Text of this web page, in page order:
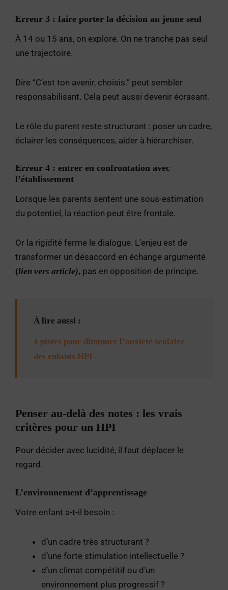
Erreur 3 : faire porter la décision au jeune seul
À 14 ou 15 ans, on explore. On ne tranche pas seul
une trajectoire.
Dire “C’est ton avenir, choisis.” peut sembler
responsabilisant. Cela peut aussi devenir écrasant.
Le rôle du parent reste structurant : poser un cadre,
éclairer les conséquences, aider à hiérarchiser.
Erreur 4 : entrer en confrontation avec
l’établissement
Lorsque les parents sentent une sous-estimation
du potentiel, la réaction peut être frontale.
Or la rigidité ferme le dialogue. L’enjeu est de
transformer un désaccord en échange argumenté
(lien vers article), pas en opposition de principe.
À lire aussi :
4 pistes pour diminuer l’anxiété scolaire
des enfants HPI
Penser au-delà des notes : les vrais
critères pour un HPI
Pour décider avec lucidité, il faut déplacer le
regard.
L’environnement d’apprentissage
Votre enfant a-t-il besoin :
d’un cadre très structurant ?
d’une forte stimulation intellectuelle ?
d’un climat compétitif ou d’un
environnement plus progressif ?